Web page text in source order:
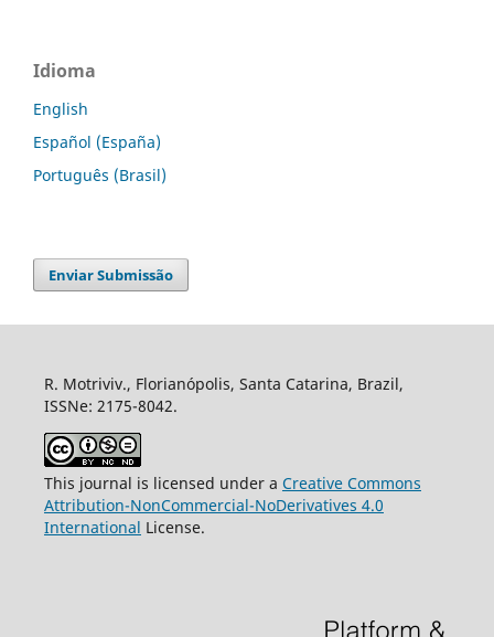
Idioma
English
Español (España)
Português (Brasil)
Enviar Submissão
R. Motriviv., Florianópolis, Santa Catarina, Brazil,
ISSNe: 2175-8042.
This journal is licensed under a Creative Commons
Attribution-NonCommercial-NoDerivatives 4.0
International License.